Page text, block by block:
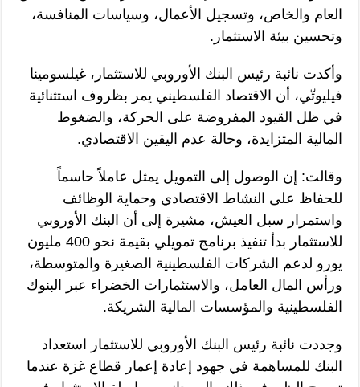
العام والخاص، وتسجيل الأعمال، وسياسات المنافسة،
وتحسين بيئة الاستثمار.
وأكدت نائبة رئيس البنك الأوروبي للاستثمار، غيلسومينا
فيليوتّي، أن الاقتصاد الفلسطيني يمر بظروف استثنائية
في ظل القيود المفروضة على الحركة، والضغوط
المالية المتزايدة، وحالة عدم اليقين الاقتصادي.
وقالت: إن الوصول إلى التمويل يمثل عاملاً حاسماً
للحفاظ على النشاط الاقتصادي وحماية الوظائف
واستمرار سبل العيش، مشيرة إلى أن البنك الأوروبي
للاستثمار بدأ تنفيذ برنامج تمويلي بقيمة نحو 400 مليون
يورو لدعم الشركات الفلسطينية الصغيرة والمتوسطة،
ورأس المال العامل، والاستثمارات الخضراء عبر البنوك
الفلسطينية والمؤسسات المالية الشريكة.
وجددت نائبة رئيس البنك الأوروبي للاستثمار استعداد
البنك للمساهمة في جهود إعادة إعمار قطاع غزة عندما